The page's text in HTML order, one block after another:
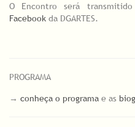
O Encontro será
Facebook da DGARTES.
PROGRAMA
→ conheça o programa e as